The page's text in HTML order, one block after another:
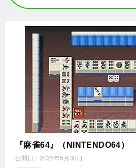
『麻雀64』（NINTENDO64）
公開日： 2026年5月30日